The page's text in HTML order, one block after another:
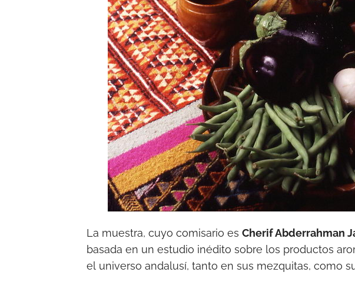
La muestra, cuyo comisario es Cherif Abderrahman
basada en un estudio inédito sobre los productos
el universo andalusí, tanto en sus mezquitas, como